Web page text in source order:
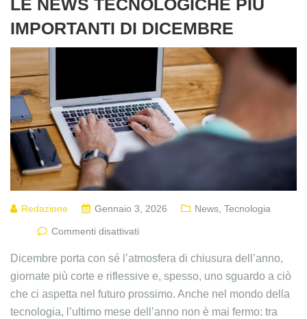
LE NEWS TECNOLOGICHE PIÙ
IMPORTANTI DI DICEMBRE
Redazione Gennaio 3, 2026 News, Tecnologia
Commenti disattivati
Dicembre porta con sé l’atmosfera di chiusura dell’anno,
giornate più corte e riflessive e, spesso, uno sguardo a ciò
che ci aspetta nel futuro prossimo. Anche nel mondo della
tecnologia, l’ultimo mese dell’anno non è mai fermo: tra